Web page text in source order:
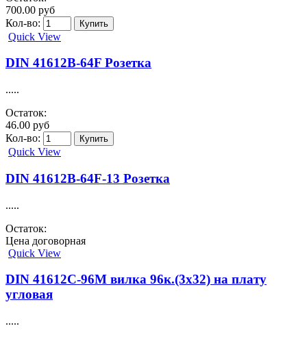
700.00 руб
Кол-во:
Quick View
DIN 41612B-64F Розетка
.....
Остаток:
46.00 руб
Кол-во:
Quick View
DIN 41612B-64F-13 Розетка
.....
Остаток:
Цена договорная
Quick View
DIN 41612C-96M вилка 96к.(3х32) на плату
угловая
.....